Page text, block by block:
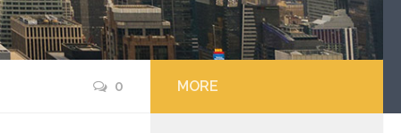
0 MORE